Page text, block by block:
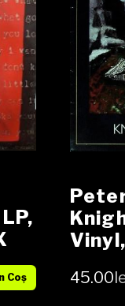
Coș 45.00